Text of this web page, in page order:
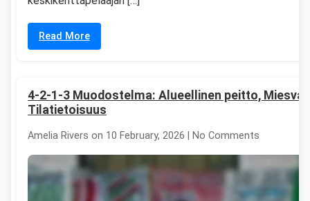
Read More
4-2-1-3 Muodostelma: Alueellinen peitto,
Tilatietoisuus
Amelia Rivers on 10 February, 2026 | No Comments